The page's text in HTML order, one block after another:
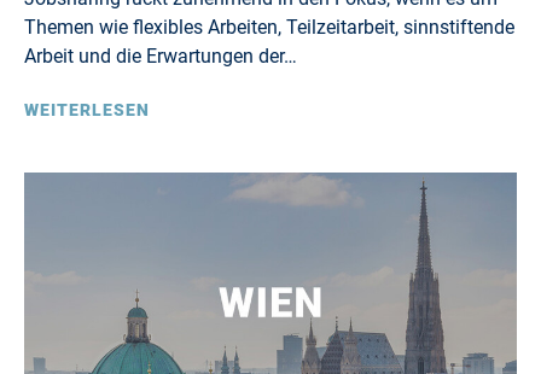
Themen wie flexibles Arbeiten, Teilzeitarbeit, sinnstiftende
Arbeit und die Erwartungen der…
WEITERLESEN